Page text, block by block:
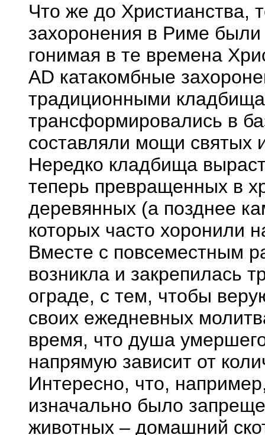
Что же до Христианства,
захоронения в Риме
гонимая в те времена
AD катакомбные
традиционными
трансформировались в
составляли мощи святых
Нередко кладбища
теперь превращенных в
деревянных (а позднее
которых часто хоронили
Вместе с повсеместным
возникла и закрепилась
ограде, с тем, чтобы
своих ежедневных
время, что душа
напрямую зависит от
Интересно, что,
изначально было
животных – домашний